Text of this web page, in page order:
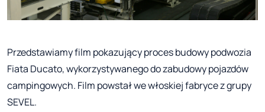
Przedstawiamy film pokazujący proces budowy podwozia
Fiata Ducato, wykorzystywanego do zabudowy pojazdów
campingowych. Film powstał we włoskiej fabryce z grupy
SEVEL.